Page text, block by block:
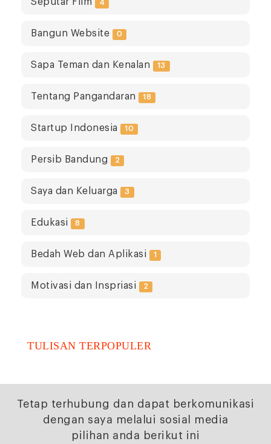
4
Bangun Website 0
Sapa Teman dan Kenalan 13
Tentang Pangandaran 18
Startup Indonesia 10
Persib Bandung 2
Saya dan Keluarga 3
Edukasi 8
Bedah Web dan Aplikasi 1
Motivasi dan Inspriasi 2
TULISAN TERPOPULER
Tetap terhubung dan dapat berkomunikasi
dengan saya melalui sosial media
pilihan anda berikut ini